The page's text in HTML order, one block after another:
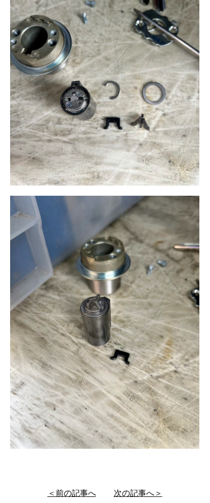
＜前の記事へ 次の記事へ＞